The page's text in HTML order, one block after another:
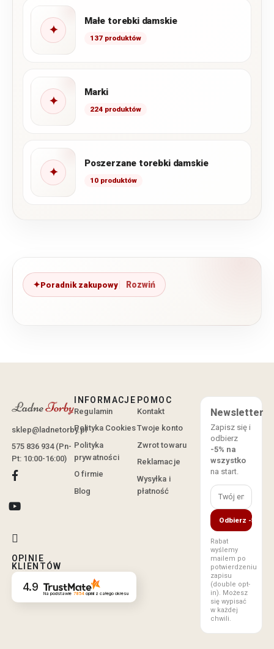
✦
Małe torebki damskie
137 produktów
✦
Marki
224 produktów
✦
Poszerzane torebki damskie
10 produktów
Poradnik zakupowy
sklep@ladnetorby.pl
575 836 934 (Pn-
Pt: 10:00-16:00)
OPINIE
KLIENTÓW
4.9 Na podstawie 7854opinii z całego okresu
INFORMACJE
Regulamin
Polityka Cookies
Polityka
prywatności
O firmie
Blog
POMOC
Kontakt
Twoje konto
Zwrot towaru
Reklamacje
Wysyłka i
płatność
Newsletter
Zapisz się i
odbierz
-5% na
wszystko
na start.
Odbierz -5%
Rabat
wyślemy
mailem po
potwierdzeniu
zapisu
(double opt-
in). Możesz
się wypisać
w każdej
chwili.